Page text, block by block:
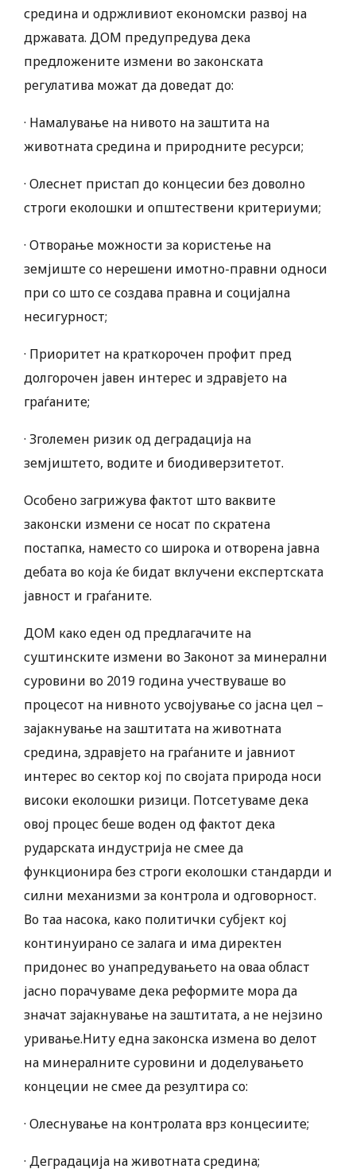
средина и одржливиот економски развој на
државата. ДОМ предупредува дека
предложените измени во законската
регулатива можат да доведат до:
· Намалување на нивото на заштита на
животната средина и природните ресурси;
· Олеснет пристап до концесии без доволно
строги еколошки и општествени критериуми;
· Отворање можности за користење на
земјиште со нерешени имотно-правни односи
при со што се создава правна и социјална
несигурност;
· Приоритет на краткорочен профит пред
долгорочен јавен интерес и здравјето на
граѓаните;
· Зголемен ризик од деградација на
земјиштето, водите и биодиверзитетот.
Особено загрижува фактот што ваквите
законски измени се носат по скратена
постапка, наместо со широка и отворена јавна
дебата во која ќе бидат вклучени експертската
јавност и граѓаните.
ДОМ како еден од предлагачите на
суштинските измени во Законот за минерални
суровини во 2019 година учествуваше во
процесот на нивното усвојување со јасна цел –
зајакнување на заштитата на животната
средина, здравјето на граѓаните и јавниот
интерес во сектор кој по својата природа носи
високи еколошки ризици. Потсетуваме дека
овој процес беше воден од фактот дека
рударската индустрија не смее да
функционира без строги еколошки стандарди и
силни механизми за контрола и одговорност.
Во таа насока, како политички субјект кој
континуирано се залага и има директен
придонес во унапредувањето на оваа област
јасно порачуваме дека реформите мора да
значат зајакнување на заштитата, а не нејзино
уривање.Ниту една законска измена во делот
на минералните суровини и доделувањето
концеции не смее да резултира со:
· Олеснување на контролата врз концесиите;
· Деградација на животната средина;